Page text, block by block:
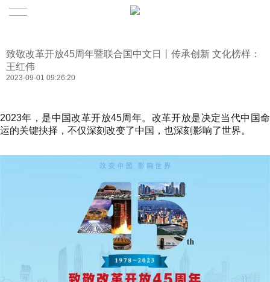
致敬改革开放45周年暨联合国中文日丨传承创新 文化榜样：
王红伟
2023-09-01 09:26:20
2023年，是中国改革开放45周年。改革开放是决定当代中国命
运的关键抉择，不仅深刻改变了中国，也深刻影响了世界。